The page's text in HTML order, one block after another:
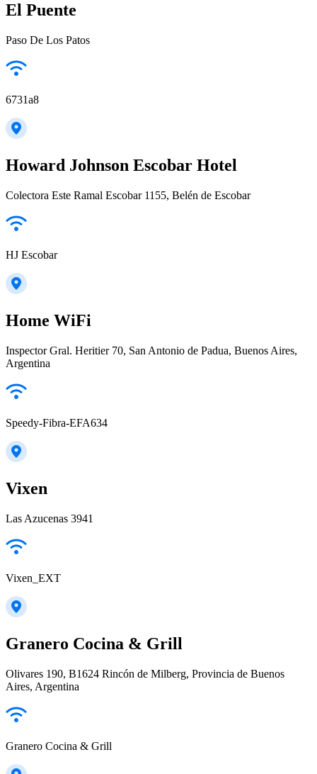
El Puente
Paso De Los Patos
6731a8
Howard Johnson Escobar Hotel
Colectora Este Ramal Escobar 1155, Belén de Escobar
HJ Escobar
Home WiFi
Inspector Gral. Heritier 70, San Antonio de Padua, Buenos Aires,
Argentina
Speedy-Fibra-EFA634
Vixen
Las Azucenas 3941
Vixen_EXT
Granero Cocina & Grill
Olivares 190, B1624 Rincón de Milberg, Provincia de Buenos
Aires, Argentina
Granero Cocina & Grill